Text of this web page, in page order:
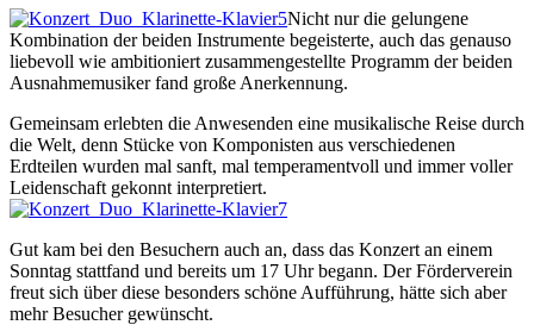
Nicht nur die gelungene
Kombination der beiden Instrumente begeisterte, auch das genauso
liebevoll wie ambitioniert zusammengestellte Programm der beiden
Ausnahmemusiker fand große Anerkennung.
Gemeinsam erlebten die Anwesenden eine musikalische Reise durch
die Welt, denn Stücke von Komponisten aus verschiedenen
Erdteilen wurden mal sanft, mal temperamentvoll und immer voller
Leidenschaft gekonnt interpretiert.
Gut kam bei den Besuchern auch an, dass das Konzert an einem
Sonntag stattfand und bereits um 17 Uhr begann. Der Förderverein
freut sich über diese besonders schöne Aufführung, hätte sich aber
mehr Besucher gewünscht.